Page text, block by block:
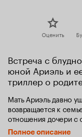
Оценить
Встреча с
юной Ариэль и
триллер о
Мать Ариэль давно
возвращается к
отношения дочери с
её поистине мрачное
Полное описание